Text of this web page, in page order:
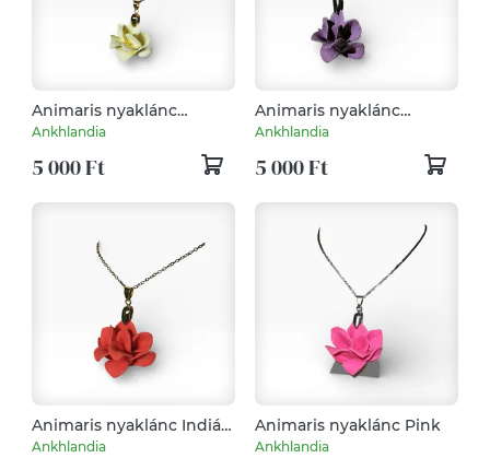
Animaris nyaklánc
Pasztell Vanília
Ankhlandia
5 000 Ft
Animaris nyaklánc
Áfonya
Ankhlandia
5 000 Ft
Animaris nyaklánc Indián
Piros
Ankhlandia
Animaris nyaklánc Pink
Ankhlandia